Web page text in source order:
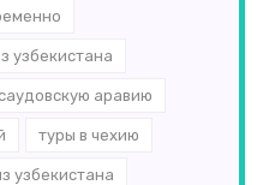
узбекистана
аравию
туры в чехию
узбекистана